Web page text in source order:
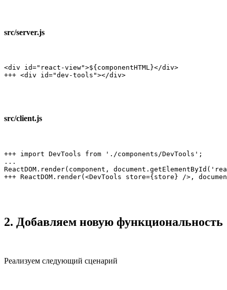
src/server.js
<div id="react-view">${componentHTML}</div>
+++ <div id="dev-tools"></div>
src/client.js
+++ import DevTools from './components/DevTools';
...
ReactDOM.render(component,
+++ ReactDOM.render(<DevTools store={store} />,
2. Добавляем новую функциональность
Реализуем следующий сценарий